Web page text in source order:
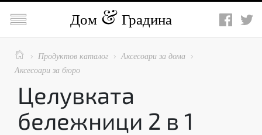
 Дом Градина
  Продуктов каталог  Аксесоари за дома 
Аксесоари за бюро
Целувката
бележници 2 в 1